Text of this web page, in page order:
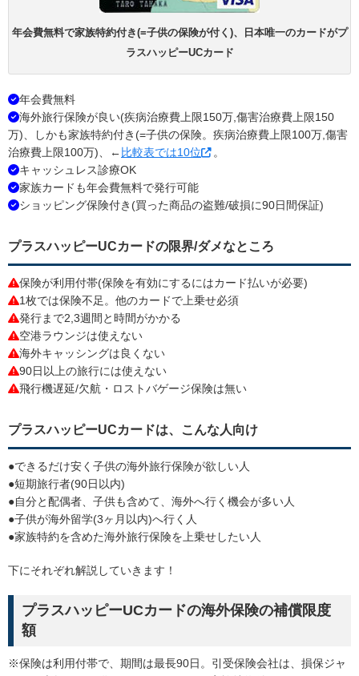
年会費無料で家族特約付き(=子供の保険が付く)、日本唯一のカードがプ
ラスハッピーUCカード
年会費無料
海外旅行保険が良い(疾病治療費上限150万,傷害治療費上限150
万)、しかも家族特約付き(=子供の保険。疾病治療費上限100万,傷害
治療費上限100万)、← 比較表では10位
。
キャッシュレス診療OK
家族カードも年会費無料で発行可能
ショッピング保険付き(買った商品の盗難/破損に90日間保証)
プラスハッピーUCカードの限界/ダメなところ
保険が利用付帯(保険を有効にするにはカード払いが必要)
1枚では保険不足。他のカードで上乗せ必須
発行まで2,3週間と時間がかかる
空港ラウンジは使えない
海外キャッシングは良くない
90日以上の旅行には使えない
飛行機遅延/欠航・ロストバゲージ保険は無い
プラスハッピーUCカードは、こんな人向け
●できるだけ安く子供の海外旅行保険が欲しい人
●短期旅行者(90日以内)
●自分と配偶者、子供も含めて、海外へ行く機会が多い人
●子供が海外留学(3ヶ月以内)へ行く人
●家族特約を含めた海外旅行保険を上乗せしたい人
下にそれぞれ解説していきます！
プラスハッピーUCカードの海外保険の補償限度
額
※保険は利用付帯で、期間は最長90日。引受保険会社は、損保ジャ